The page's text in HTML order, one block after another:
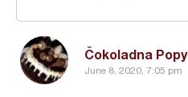
Čokoladna Popy
June 8, 2020, 7:05 pm